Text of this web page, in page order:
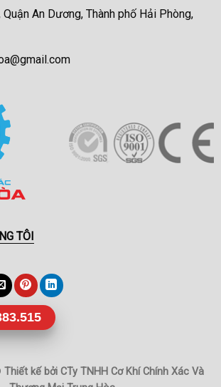
An Dương, Thành phố Hải Phòng,
TÔI
Thiết kế bởi CTy TNHH Cơ Khí Chính Xác Và